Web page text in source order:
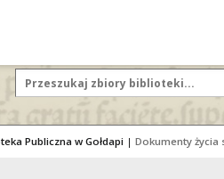
Publiczna w Gołdapi | Dokumenty życia